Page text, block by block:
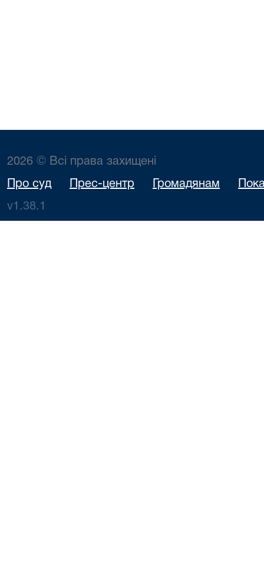
2026 © Всі права захищені
Про суд Прес-центр Громадянам
v1.38.1